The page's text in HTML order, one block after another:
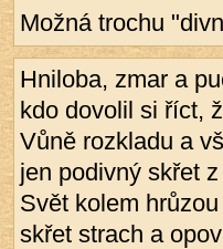
Možná trochu
Hniloba, zmar a
kdo dovolil si říct,
Vůně rozkladu a
jen podivný skřet
Svět kolem
skřet strach a